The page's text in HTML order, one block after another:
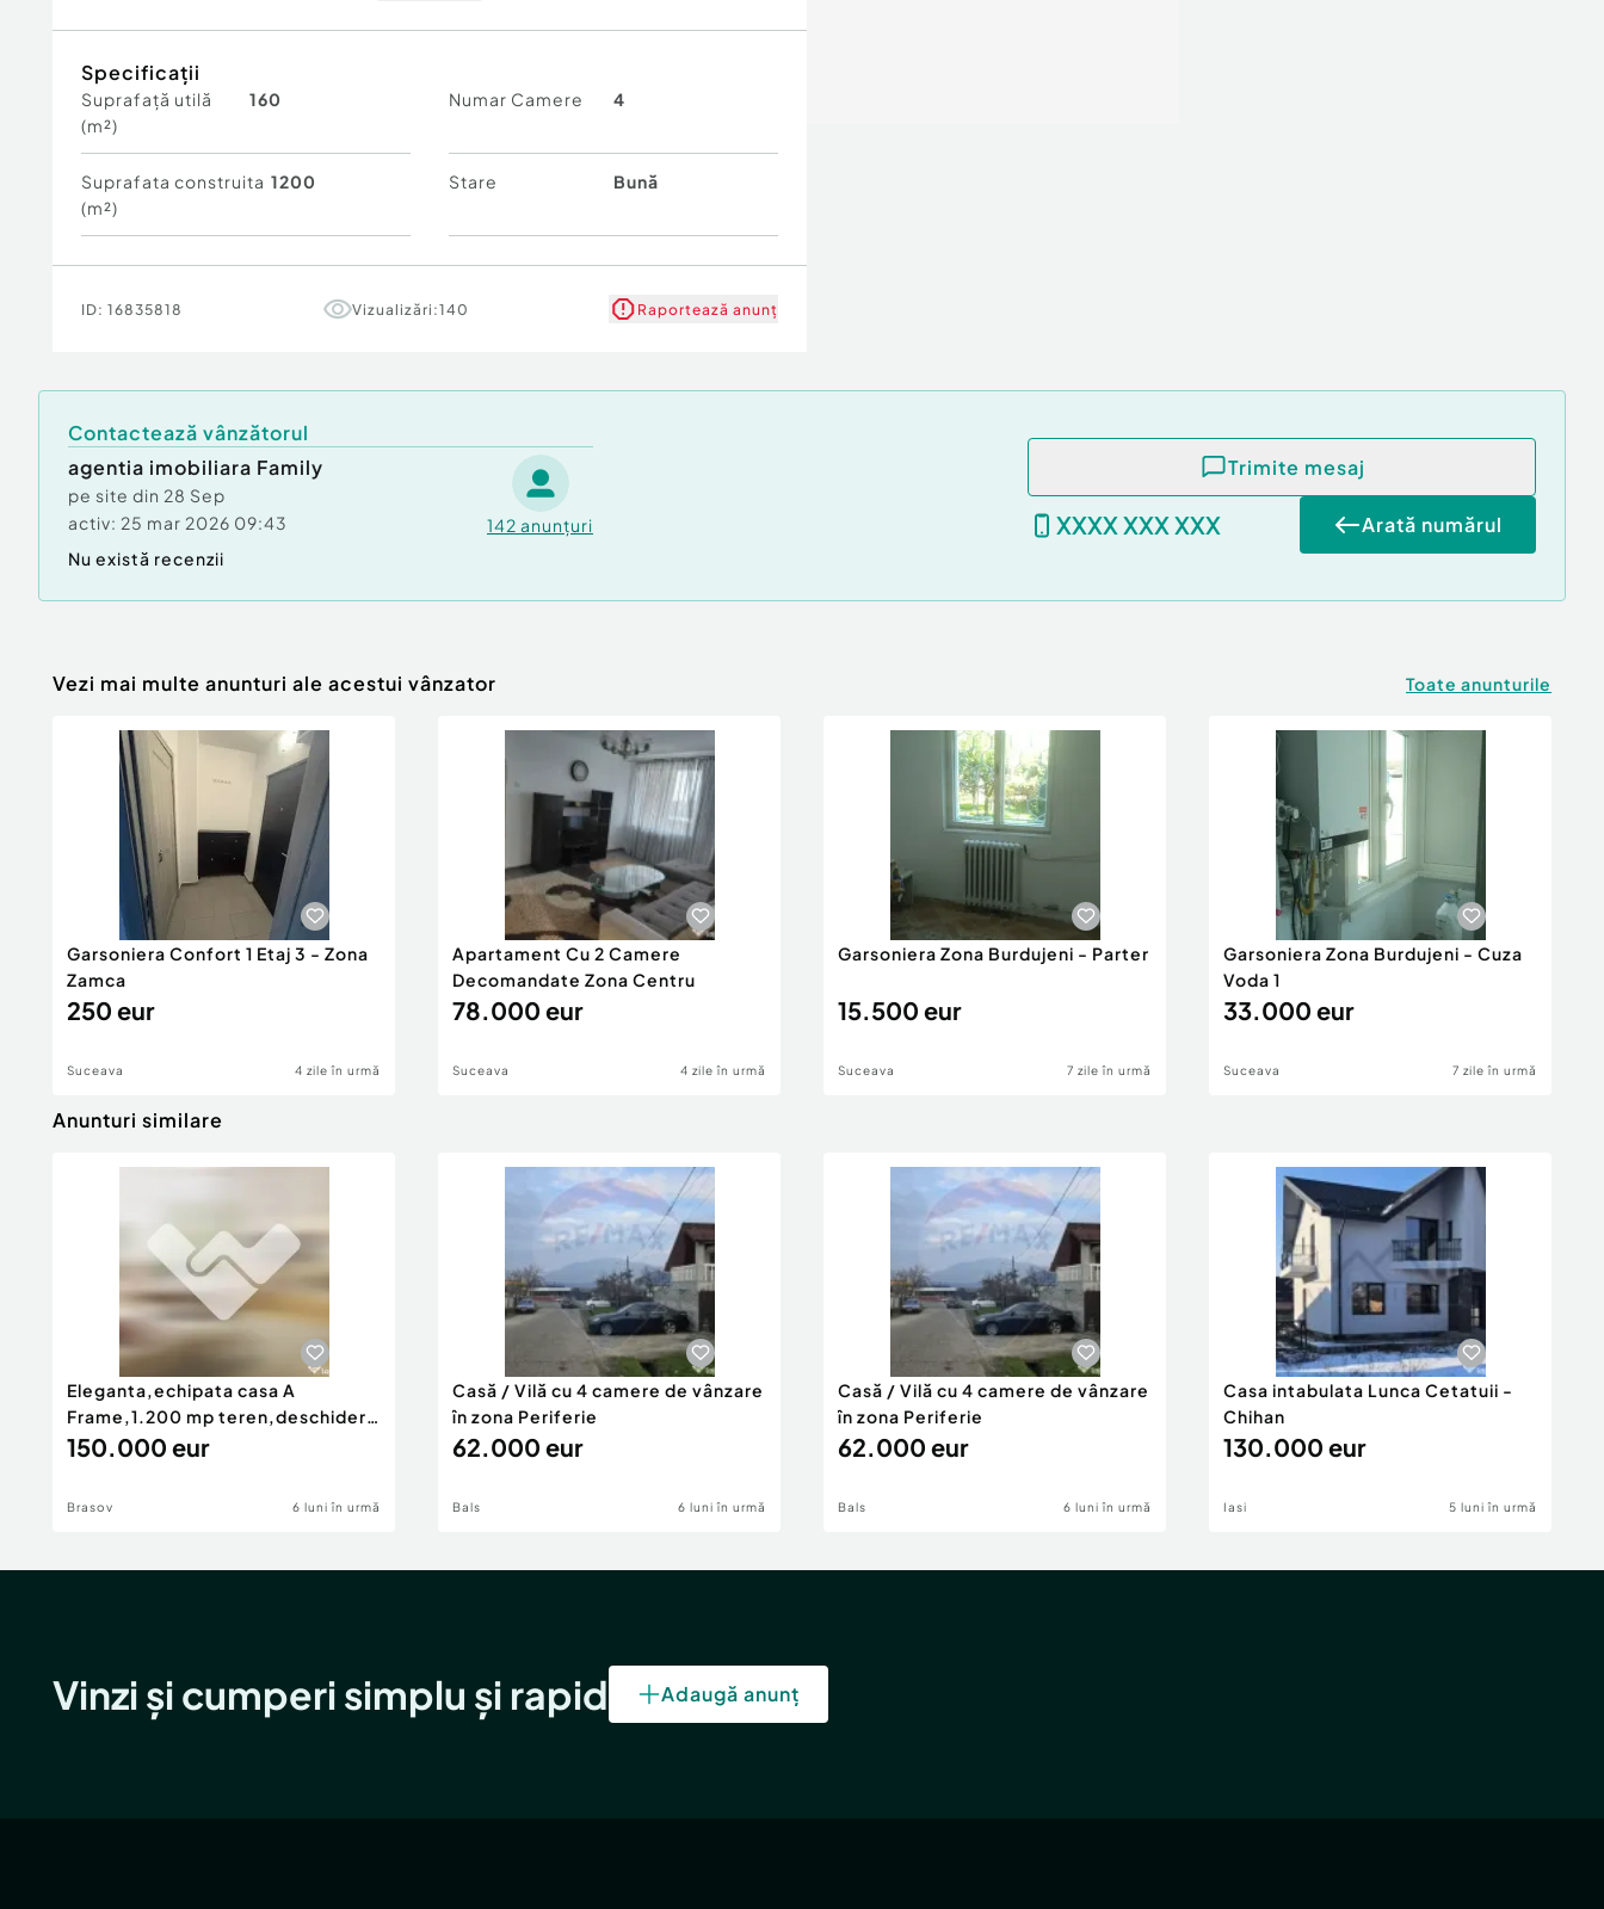
terasa generoasa pentru relaxare
curte cu multa verdeata si intimitate
Proprietatea imbina perfect confortul modern cu farmecul naturii,
oferind un refugiu ideal departe de agitatia orasului.
Utilitati:
curent trifazic
fosa septica
incalzirea cu panouri radiante si aparat aer conditionat, soba teracota
fantana cu hidrofor
Specificații
Suprafață utilă
(m²)
160 Numar Camere 4
Suprafata construita
(m²)
1200 Stare Bună
ID: 16835818 Vizualizări:140 Raportează anunț
Contactează vânzătorul
agentia imobiliara Family
pe site din 28 Sep
activ: 25 mar 2026 09:43 142 anunțuri
Nu există recenzii
Trimite mesaj
XXXX XXX XXX Arată numărul
Vezi mai multe anunturi ale acestui vânzator Toate anunturile
Garsoniera Confort 1 Etaj 3 - Zona
Zamca
250 eur
Suceava 4 zile în urmă
Apartament Cu 2 Camere
Decomandate Zona Centru
78.000 eur
Suceava 4 zile în urmă
Garsoniera Zona Burdujeni - Parter
15.500 eur
Suceava 7 zile în urmă
Garsoniera Zona Burdujeni - Cuza
Voda 1
33.000 eur
Suceava 7 zile în urmă
Anunturi similare
Eleganta,echipata casa A
Frame,1.200 mp teren,deschidere
Pia
150.000 eur
Brasov 6 luni în urmă
Casă / Vilă cu 4 camere de vânzare
în zona Periferie
62.000 eur
Bals 6 luni în urmă
Casă / Vilă cu 4 camere de vânzare
în zona Periferie
62.000 eur
Bals 6 luni în urmă
Casa intabulata Lunca Cetatuii -
Chihan
130.000 eur
Iasi 5 luni în urmă
Vinzi și cumperi simplu și rapid Adaugă anunț